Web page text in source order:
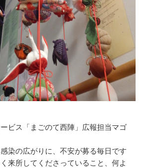
ビス提供までの流れ
ス提供までの流れ
ンター
ビス「まごのて西陣」広報担当マゴ
染の広がりに、不安が募る毎日です
来所してくださっていること、何よ